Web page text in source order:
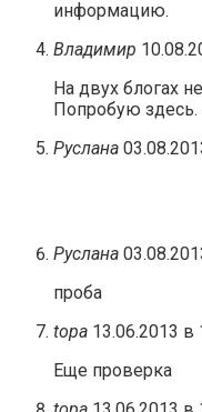
информацию.
Владимир
На двух блогах
Попробую здесь.
Руслана
Руслана
проба
topa 13.06.2013 в
Еще проверка